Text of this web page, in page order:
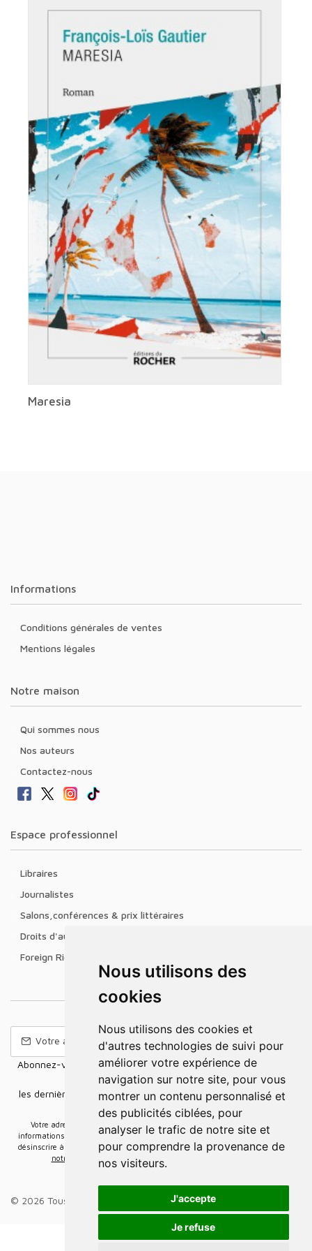
Nous utilisons des
cookies
Nous utilisons des cookies et
d'autres technologies de suivi pour
améliorer votre expérience de
navigation sur notre site, pour vous
montrer un contenu personnalisé et
des publicités ciblées, pour
analyser le trafic de notre site et
pour comprendre la provenance de
nos visiteurs.
J'accepte
Je refuse
Maresia
Informations
Conditions générales de ventes
Mentions légales
Notre maison
Qui sommes nous
Nos auteurs
Contactez-nous
Espace professionnel
Libraires
Journalistes
Salons,conférences & prix littéraires
Droits d'auteur
Foreign Rights
Abonnez-vous à notre Newsletter pour recevoir nos nouvelles
offres,
les dernières nouvelles, des informations sur les ventes et les
promotions.
Votre adresse e-mail sera uniquement utilisée pour vous envoyer des
informations sur les actualités relatives au groupe Elidia. Vous pouvez vous
désinscrire à tout moment. Pour plus d’informations, cliquez iciRetrouvez ici
notre politique de protection de vos données personnelles
© 2026 Tous droits réservés. Groupe Elidia.